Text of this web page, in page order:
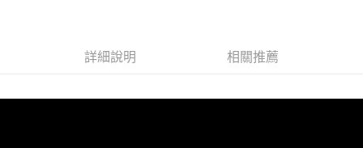
請求用戶進行身份認證。
５．嚴禁一人註冊多個帳號或使用他人資訊註冊。若發現惡意使用之情形，
詳細說明 相關推薦